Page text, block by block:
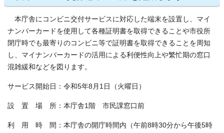
本庁舎にコンビニ交付サービスに対応した端末を設置し、マイ
ナンバーカードを使用して各種証明書を取得できることや市役所
閉庁時でも最寄りのコンビニ等で証明書を取得できることを周知
し、マイナンバーカードの活用による利便性向上や繁忙期の窓口
混雑緩和などを図ります。
サービス開始日：令和5年8月1日（火曜日）
設 置 場 所：本庁舎1階 市民課窓口前
利 用 時 間：本庁舎の開庁時間内（午前8時30分から午後5時